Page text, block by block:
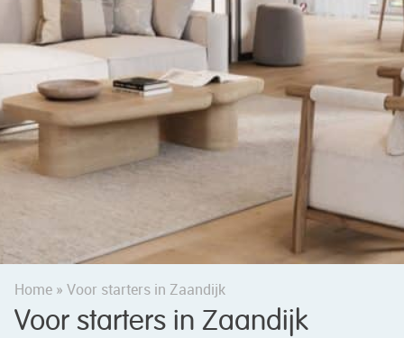
Home » Voor starters in Zaandijk
Voor starters in Zaandijk